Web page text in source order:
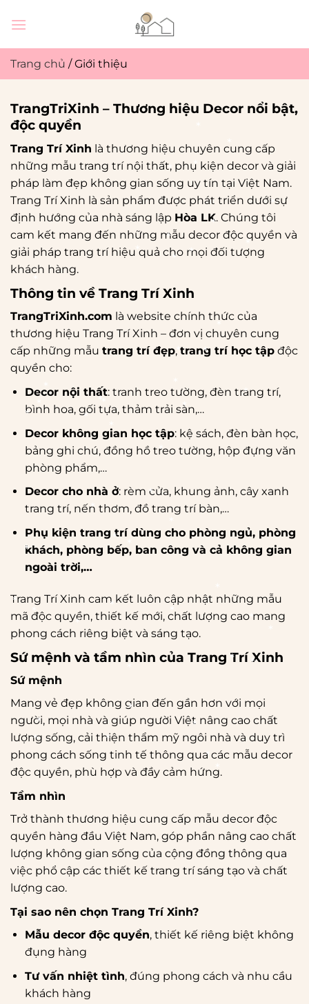
qua
dung
Trang chủ /Giới thiệu
TrangTriXinh – Thương hiệu Decor nổi bật,
độc quyền
Trang Trí Xinh là thương hiệu chuyên cung cấp
những mẫu trang trí nội thất, phụ kiện decor và giải
pháp làm đẹp không gian sống uy tín tại Việt Nam.
Trang Trí Xinh là sản phẩm được phát triển dưới sự
định hướng của nhà sáng lập Hòa LK. Chúng tôi
cam kết mang đến những mẫu decor độc quyền và
giải pháp trang trí hiệu quả cho mọi đối tượng
khách hàng.
Thông tin về Trang Trí Xinh
TrangTriXinh.com là website chính thức của
thương hiệu Trang Trí Xinh – đơn vị chuyên cung
cấp những mẫu trang trí đẹp, trang trí học tập độc
quyền cho:
Decor nội thất: tranh treo tường, đèn trang trí,
bình hoa, gối tựa, thảm trải sàn,…
Decor không gian học tập: kệ sách, đèn bàn học,
bảng ghi chú, đồng hồ treo tường, hộp đựng văn
phòng phẩm,…
Decor cho nhà ở: rèm cửa, khung ảnh, cây xanh
trang trí, nến thơm, đồ trang trí bàn,…
Phụ kiện trang trí dùng cho phòng ngủ, phòng
khách, phòng bếp, ban công và cả không gian
ngoài trời,…
Trang Trí Xinh cam kết luôn cập nhật những mẫu
mã độc quyền, thiết kế mới, chất lượng cao mang
phong cách riêng biệt và sáng tạo.
Sứ mệnh và tầm nhìn của Trang Trí Xinh
Sứ mệnh
Mang vẻ đẹp không gian đến gần hơn với mọi
người, mọi nhà và giúp người Việt nâng cao chất
lượng sống, cải thiện thẩm mỹ ngôi nhà và duy trì
phong cách sống tinh tế thông qua các mẫu decor
độc quyền, phù hợp và đầy cảm hứng.
Tầm nhìn
Trở thành thương hiệu cung cấp mẫu decor độc
quyền hàng đầu Việt Nam, góp phần nâng cao chất
lượng không gian sống của cộng đồng thông qua
việc phổ cập các thiết kế trang trí sáng tạo và chất
lượng cao.
Tại sao nên chọn Trang Trí Xinh?
Mẫu decor độc quyền, thiết kế riêng biệt không
đụng hàng
Tư vấn nhiệt tình, đúng phong cách và nhu cầu
khách hàng
*
*
*
*
*
*
*
*
*
*
*
*
*
*
*
*
*
*
*
*
*
*
*
*
*
*
*
*
*
*
*